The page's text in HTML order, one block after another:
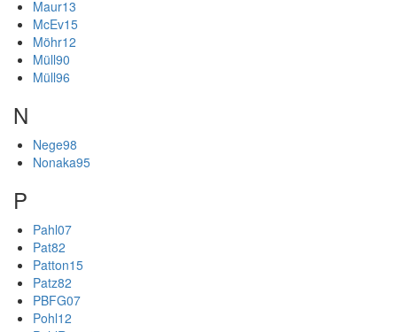
Maur13
McEv15
Möhr12
Müll90
Müll96
N
Nege98
Nonaka95
P
Pahl07
Pat82
Patton15
Patz82
PBFG07
Pohl12